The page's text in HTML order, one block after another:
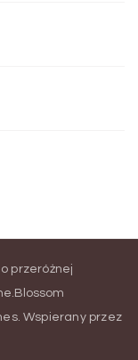
przeróżnej
Blossom
. Wspierany przez